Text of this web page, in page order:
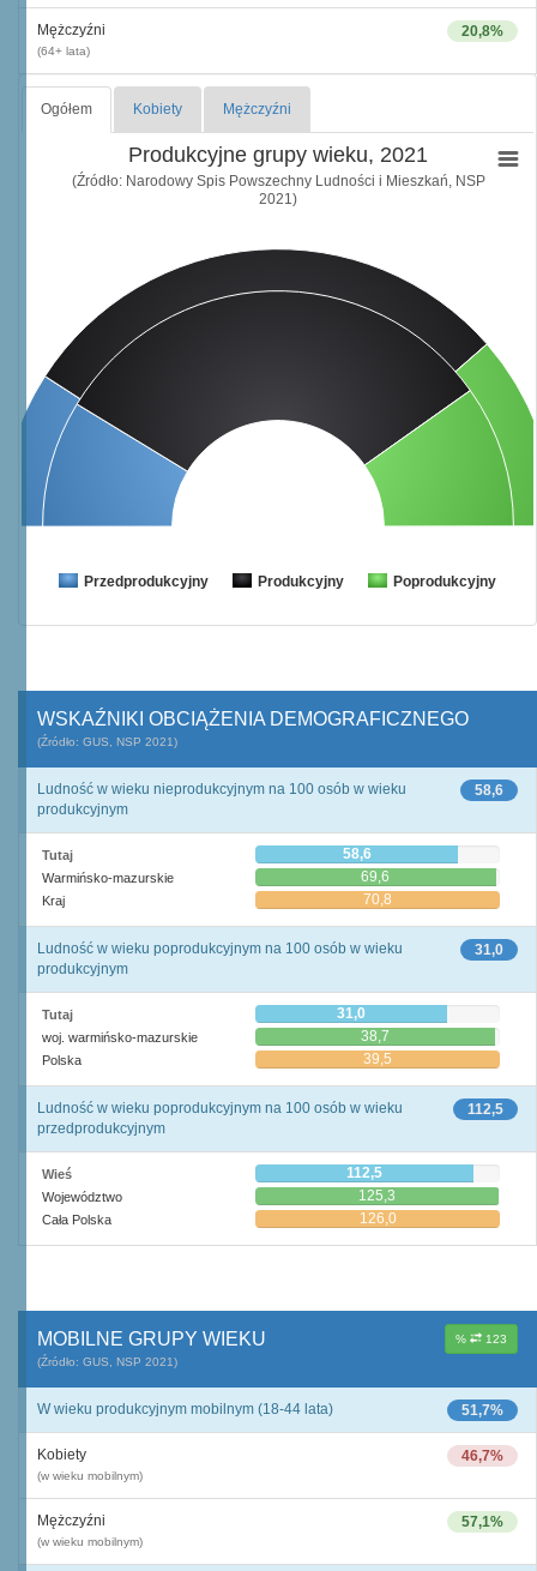
20,8%
Mężczyźni
(64+ lata)
Ogółem Kobiety Mężczyźni
Produkcyjne grupy wieku, 2021
(Źródło: Narodowy Spis Powszechny Ludności i Mieszkań, NSP
2021)
Przedprodukcyjny Produkcyjny Poprodukcyjny
WSKAŹNIKI OBCIĄŻENIA DEMOGRAFICZNEGO
(Źródło: GUS, NSP 2021)
58,6
Ludność w wieku nieprodukcyjnym na 100 osób w wieku
produkcyjnym
Tutaj 58,6
Warmińsko-mazurskie 69,6
Kraj 70,8
31,0
Ludność w wieku poprodukcyjnym na 100 osób w wieku
produkcyjnym
Tutaj 31,0
woj. warmińsko-mazurskie 38,7
Polska 39,5
112,5
Ludność w wieku poprodukcyjnym na 100 osób w wieku
przedprodukcyjnym
Wieś 112,5
Województwo 125,3
Cała Polska 126,0
% 123
MOBILNE GRUPY WIEKU
(Źródło: GUS, NSP 2021)
51,7%
W wieku produkcyjnym mobilnym (18-44 lata)
46,7%
Kobiety
(w wieku mobilnym)
57,1%
Mężczyźni
(w wieku mobilnym)